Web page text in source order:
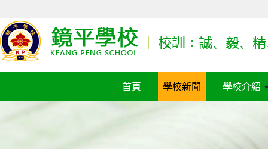
首頁 學校新聞 學校介紹